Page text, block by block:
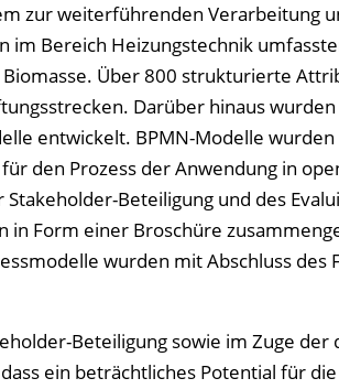
zur weiterführenden Verarbeitung
Bereich Heizungstechnik
Über 800 strukturierte
Darüber hinaus
entwickelt. BPMN-Modelle
den Prozess der Anwendung in
Beteiligung und des
Form einer Broschüre
wurden mit Abschluss des
Beteiligung sowie im Zuge
ein beträchtliches Potential für